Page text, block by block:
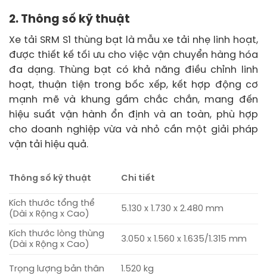
2. Thông số kỹ thuật
Xe tải SRM S1 thùng bạt là mẫu xe tải nhẹ linh hoạt,
được thiết kế tối ưu cho việc vận chuyển hàng hóa
đa dạng. Thùng bạt có khả năng điều chỉnh linh
hoạt, thuận tiện trong bốc xếp, kết hợp động cơ
mạnh mẽ và khung gầm chắc chắn, mang đến
hiệu suất vận hành ổn định và an toàn, phù hợp
cho doanh nghiệp vừa và nhỏ cần một giải pháp
vận tải hiệu quả.
Thông số kỹ thuật Chi tiết
Kích thước tổng thể
(Dài x Rộng x Cao)
5.130 x 1.730 x 2.480 mm
Kích thước lòng thùng
(Dài x Rộng x Cao)
3.050 x 1.560 x 1.635/1.315 mm
Trọng lượng bản thân 1.520 kg